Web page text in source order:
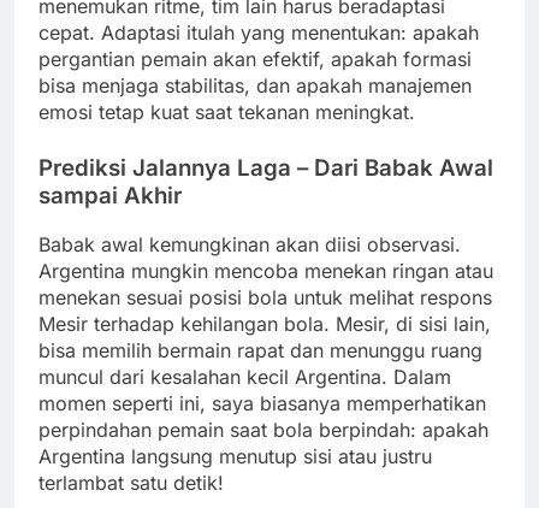
menemukan ritme, tim lain harus beradaptasi
cepat. Adaptasi itulah yang menentukan: apakah
pergantian pemain akan efektif, apakah formasi
bisa menjaga stabilitas, dan apakah manajemen
emosi tetap kuat saat tekanan meningkat.
Prediksi Jalannya Laga – Dari Babak Awal
sampai Akhir
Babak awal kemungkinan akan diisi observasi.
Argentina mungkin mencoba menekan ringan atau
menekan sesuai posisi bola untuk melihat respons
Mesir terhadap kehilangan bola. Mesir, di sisi lain,
bisa memilih bermain rapat dan menunggu ruang
muncul dari kesalahan kecil Argentina. Dalam
momen seperti ini, saya biasanya memperhatikan
perpindahan pemain saat bola berpindah: apakah
Argentina langsung menutup sisi atau justru
terlambat satu detik!